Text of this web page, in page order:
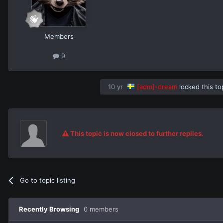
Members
9
10 yr [adm]-dream locked this
This topic is now closed to further replies.
Go to topic listing
Recently Browsing 0 members